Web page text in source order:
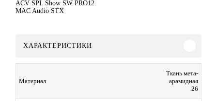
ACV SPL Show SW PRO12
MAC Audio STX
ХАРАКТЕРИСТИКИ
Материал
Ткань мета-
арамидная
26